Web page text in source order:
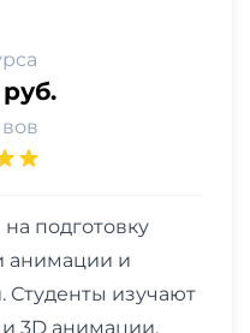
подготовку
анимации и
Студенты изучают
3D анимации,